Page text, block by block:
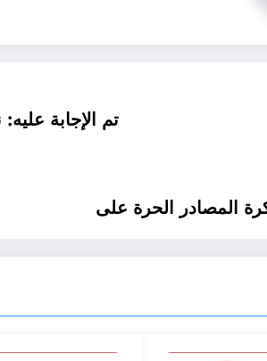
تم الإجابة عليه:
المصادر الحرة على